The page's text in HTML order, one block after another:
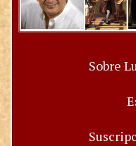
Sobre